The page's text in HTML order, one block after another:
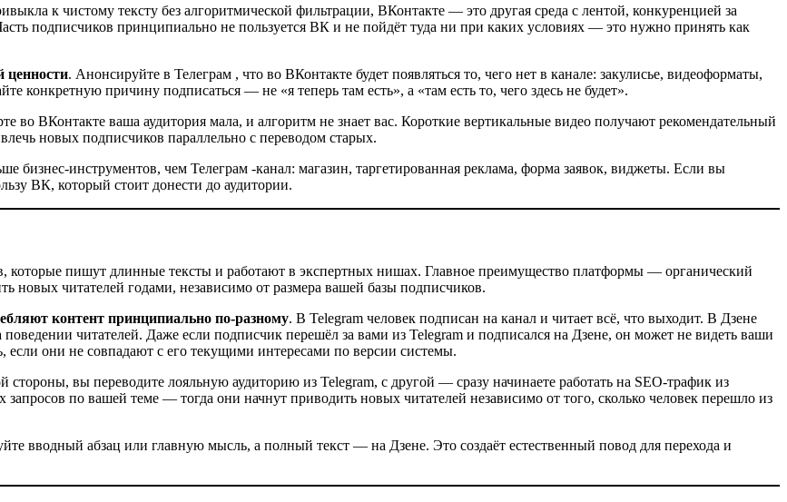
к чистому тексту без алгоритмической фильтрации, ВКонтакте — это другая среда с лентой, конкуренцией за
подписчиков принципиально не пользуется ВК и не пойдёт туда ни при каких условиях — это нужно принять как
ценности. Анонсируйте в Телеграм , что во ВКонтакте будет появляться то, чего нет в канале: закулисье, видеоформаты,
причину подписаться — не «я теперь там есть», а «там есть то, чего здесь не будет».
во ВКонтакте ваша аудитория мала, и алгоритм не знает вас. Короткие вертикальные видео получают рекомендательный
новых подписчиков параллельно с переводом старых.
бизнес-инструментов, чем Телеграм -канал: магазин, таргетированная реклама, форма заявок, виджеты. Если вы
ВК, который стоит донести до аудитории.
которые пишут длинные тексты и работают в экспертных нишах. Главное преимущество платформы — органический
новых читателей годами, независимо от размера вашей базы подписчиков.
контент принципиально по-разному. В Telegram человек подписан на канал и читает всё, что выходит. В Дзене
читателей. Даже если подписчик перешёл за вами из Telegram и подписался на Дзене, он может не видеть ваши
если они не совпадают с его текущими интересами по версии системы.
стороны, вы переводите лояльную аудиторию из Telegram, с другой — сразу начинаете работать на SEO-трафик из
по вашей теме — тогда они начнут приводить новых читателей независимо от того, сколько человек перешло из
вводный абзац или главную мысль, а полный текст — на Дзене. Это создаёт естественный повод для перехода и